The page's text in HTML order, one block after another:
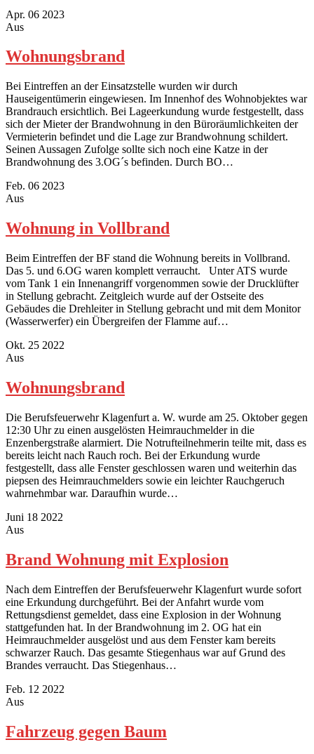
Apr. 06 2023
Aus
Wohnungsbrand
Bei Eintreffen an der Einsatzstelle wurden wir durch
Hauseigentümerin eingewiesen. Im Innenhof des Wohnobjektes war
Brandrauch ersichtlich. Bei Lageerkundung wurde festgestellt, dass
sich der Mieter der Brandwohnung in den Büroräumlichkeiten der
Vermieterin befindet und die Lage zur Brandwohnung schildert.
Seinen Aussagen Zufolge sollte sich noch eine Katze in der
Brandwohnung des 3.OG´s befinden. Durch BO…
Feb. 06 2023
Aus
Wohnung in Vollbrand
Beim Eintreffen der BF stand die Wohnung bereits in Vollbrand.
Das 5. und 6.OG waren komplett verraucht. Unter ATS wurde
vom Tank 1 ein Innenangriff vorgenommen sowie der Drucklüfter
in Stellung gebracht. Zeitgleich wurde auf der Ostseite des
Gebäudes die Drehleiter in Stellung gebracht und mit dem Monitor
(Wasserwerfer) ein Übergreifen der Flamme auf…
Okt. 25 2022
Aus
Wohnungsbrand
Die Berufsfeuerwehr Klagenfurt a. W. wurde am 25. Oktober gegen
12:30 Uhr zu einen ausgelösten Heimrauchmelder in die
Enzenbergstraße alarmiert. Die Notrufteilnehmerin teilte mit, dass es
bereits leicht nach Rauch roch. Bei der Erkundung wurde
festgestellt, dass alle Fenster geschlossen waren und weiterhin das
piepsen des Heimrauchmelders sowie ein leichter Rauchgeruch
wahrnehmbar war. Daraufhin wurde…
Juni 18 2022
Aus
Brand Wohnung mit Explosion
Nach dem Eintreffen der Berufsfeuerwehr Klagenfurt wurde sofort
eine Erkundung durchgeführt. Bei der Anfahrt wurde vom
Rettungsdienst gemeldet, dass eine Explosion in der Wohnung
stattgefunden hat. In der Brandwohnung im 2. OG hat ein
Heimrauchmelder ausgelöst und aus dem Fenster kam bereits
schwarzer Rauch. Das gesamte Stiegenhaus war auf Grund des
Brandes verraucht. Das Stiegenhaus…
Feb. 12 2022
Aus
Fahrzeug gegen Baum